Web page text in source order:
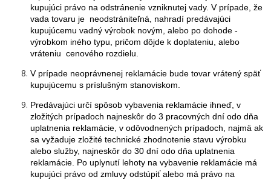
kupujúci právo na odstránenie vzniknutej vady. V prípade, že
vada tovaru je neodstrániteľná, nahradí predávajúci
kupujúcemu vadný výrobok novým, alebo po dohode -
výrobkom iného typu, pričom dôjde k doplateniu, alebo
vráteniu cenového rozdielu.
V prípade neoprávnenej reklamácie bude tovar vrátený späť
kupujúcemu s príslušným stanoviskom.
Predávajúci určí spôsob vybavenia reklamácie ihneď, v
zložitých prípadoch najneskôr do 3 pracovných dní odo dňa
uplatnenia reklamácie, v odôvodnených prípadoch, najmä ak
sa vyžaduje zložité technické zhodnotenie stavu výrobku
alebo služby, najneskôr do 30 dní odo dňa uplatnenia
reklamácie. Po uplynutí lehoty na vybavenie reklamácie má
kupujúci právo od zmluvy odstúpiť alebo má právo na